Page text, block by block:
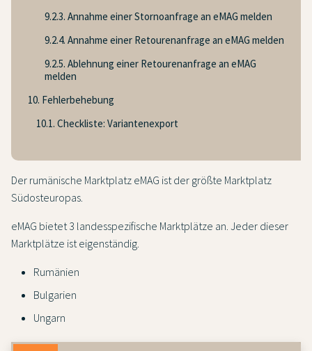
9.2.3. Annahme einer Stornoanfrage an eMAG melden
9.2.4. Annahme einer Retourenanfrage an eMAG melden
9.2.5. Ablehnung einer Retourenanfrage an eMAG
melden
10. Fehlerbehebung
10.1. Checkliste: Variantenexport
Der rumänische Marktplatz eMAG ist der größte Marktplatz
Südosteuropas.
eMAG bietet 3 landesspezifische Marktplätze an. Jeder dieser
Marktplätze ist eigenständig.
Rumänien
Bulgarien
Ungarn